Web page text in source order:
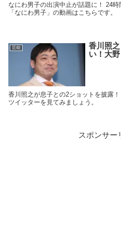
なにわ男子の出演中止が話題に！ 24
「なにわ男子」の動画はこちらです。
芸能
香川照
い！大
香川照之が息子との2ショットを披露
ツイッターを見てみましょう。
スポンサー